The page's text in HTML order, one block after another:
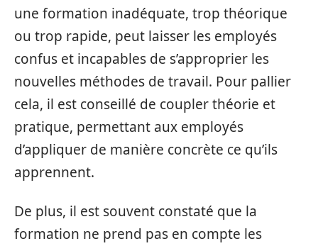
une formation inadéquate, trop théorique
ou trop rapide, peut laisser les employés
confus et incapables de s’approprier les
nouvelles méthodes de travail. Pour pallier
cela, il est conseillé de coupler théorie et
pratique, permettant aux employés
d’appliquer de manière concrète ce qu’ils
apprennent.
De plus, il est souvent constaté que la
formation ne prend pas en compte les